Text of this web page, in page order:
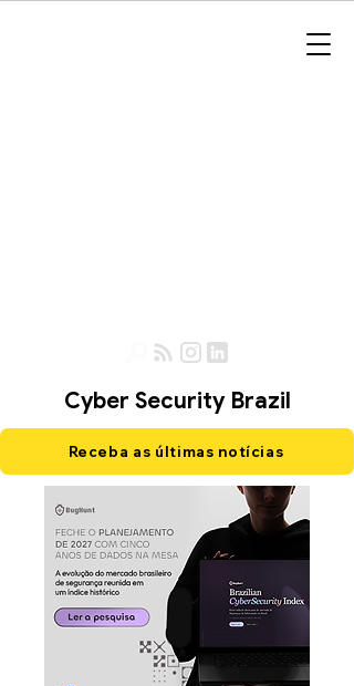
Cyber Security Brazil
Receba as últimas notícias